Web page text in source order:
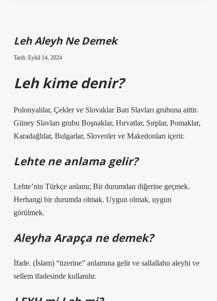
Leh Aleyh Ne Demek
Tarih: Eylül 14, 2024
Leh kime denir?
Polonyalılar, Çekler ve Slovaklar Batı Slavları grubuna aittir.
Güney Slavları grubu Boşnaklar, Hırvatlar, Sırplar, Pomaklar,
Karadağlılar, Bulgarlar, Slovenler ve Makedonları içerir.
Lehte ne anlama gelir?
Lehte’nin Türkçe anlamı; Bir durumdan diğerine geçmek.
Herhangi bir durumda olmak. Uygun olmak, uygun
görülmek.
Aleyha Arapça ne demek?
İfade. (İslam) “üzerine” anlamına gelir ve sallallahu aleyhi ve
sellem ifadesinde kullanılır.